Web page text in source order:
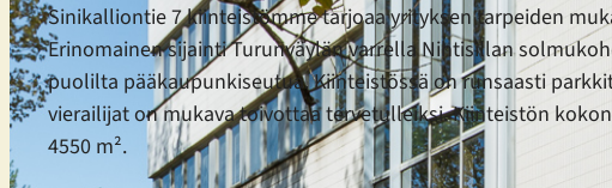
Sinikalliontie 7 kiinteistömme tarjoaa yrityksen tarpeiden
Erinomainen sijainti Turunväylän varrella Nihtisillan
puolilta pääkaupunkiseutua. Kiinteistössä on runsaasti
vierailijat on mukava toivottaa tervetulleiksi. Kiinteistön
4550 m².